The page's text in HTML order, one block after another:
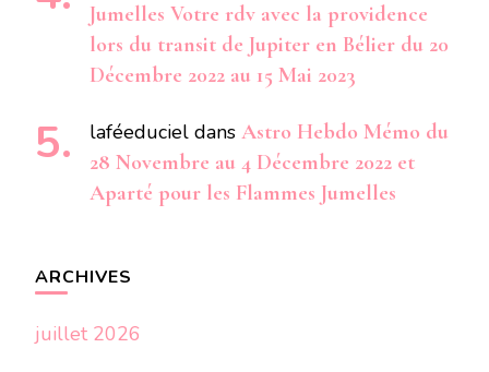
Jumelles Votre rdv avec la providence
lors du transit de Jupiter en Bélier du 20
Décembre 2022 au 15 Mai 2023
laféeduciel dans Astro Hebdo Mémo du
28 Novembre au 4 Décembre 2022 et
Aparté pour les Flammes Jumelles
ARCHIVES
juillet 2026